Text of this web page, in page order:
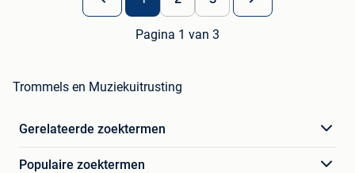
Pagina 1 van 3
Trommels en Muziekuitrusting
Gerelateerde zoektermen
Populaire zoektermen